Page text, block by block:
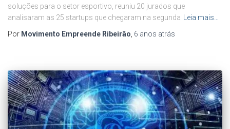
soluções para o setor esportivo, reuniu 20 jurados que
analisaram as 25 startups que chegaram na segunda
Leia mais…
Por Movimento Empreende Ribeirão 6 anos atrás